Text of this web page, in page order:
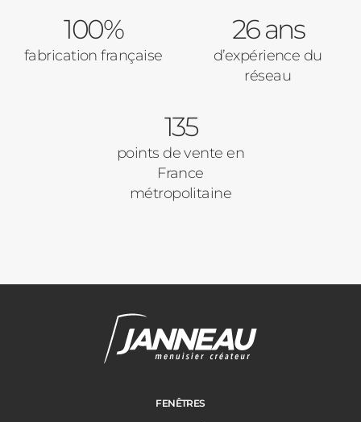
Baies Vitrées
Volets Roulants
Pergolas
Cloture
Pavillon
Adresse des travaux
100%
fabrication française
26 ans
d’expérience du
réseau
135
points de vente en
France
métropolitaine
FENÊTRES